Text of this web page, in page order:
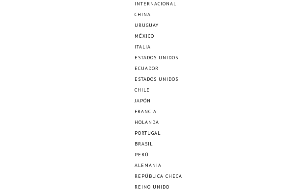
INTERNACIONAL
CHINA
URUGUAY
MÉXICO
ITALIA
ESTADOS UNIDOS
ECUADOR
ESTADOS UNIDOS
CHILE
JAPÓN
FRANCIA
HOLANDA
PORTUGAL
BRASIL
PERÚ
ALEMANIA
REPÚBLICA CHECA
REINO UNIDO